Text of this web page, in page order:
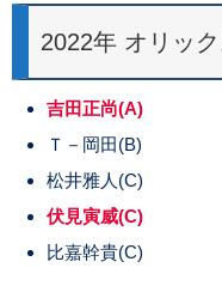
2022年 オリッ
吉田正尚(A)
Ｔ－岡田(B)
松井雅人(C)
伏見寅威(C)
比嘉幹貴(C)